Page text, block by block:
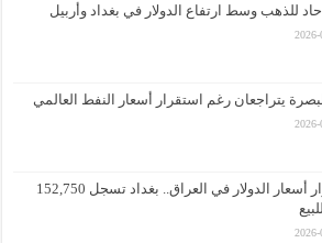
للذهب وسط ارتفاع الدولار في بغداد وأربيل
2026-
يتراجعان رغم استقرار أسعار النفط العالمي
2026-
استقرار أسعار الدولار في العراق.. بغداد تسجل 152,750
2026-